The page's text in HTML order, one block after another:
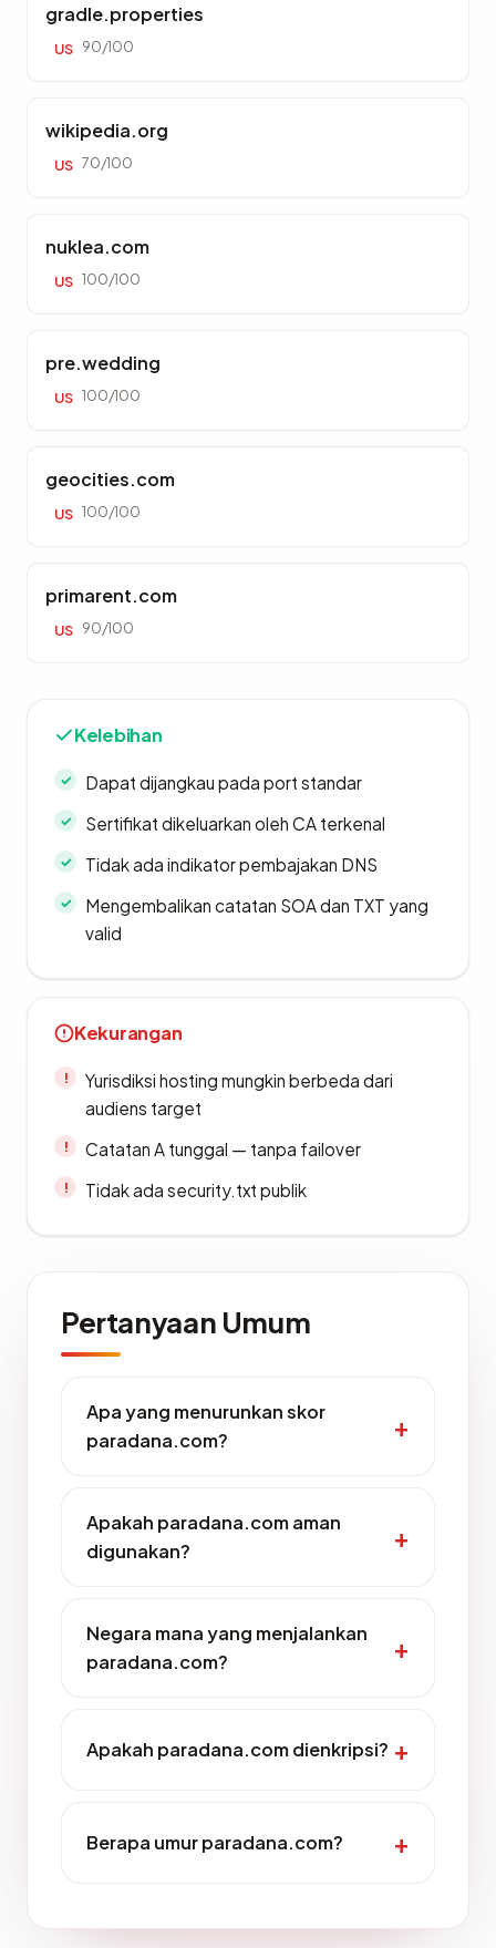
gradle.properties
US 90/100
wikipedia.org
US 70/100
nuklea.com
US 100/100
pre.wedding
US 100/100
geocities.com
US 100/100
primarent.com
US 90/100
Kelebihan
Dapat dijangkau pada port standar
Sertifikat dikeluarkan oleh CA terkenal
Tidak ada indikator pembajakan DNS
Mengembalikan catatan SOA dan TXT yang
valid
Kekurangan
Yurisdiksi hosting mungkin berbeda dari
audiens target
Catatan A tunggal — tanpa failover
Tidak ada security.txt publik
Pertanyaan Umum
Apa yang menurunkan skor
paradana.com?
Apakah paradana.com aman
digunakan?
Negara mana yang menjalankan
paradana.com?
Apakah paradana.com dienkripsi?
Berapa umur paradana.com?